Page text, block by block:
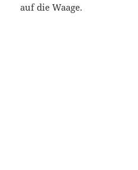
auf die Waage.